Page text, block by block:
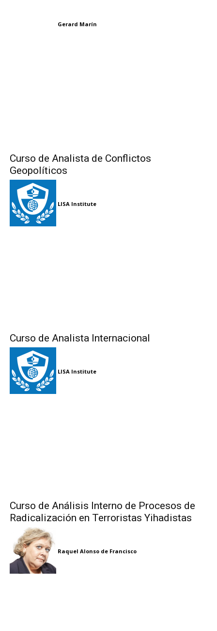
Gerard Marín
Curso de Analista de Conflictos
Geopolíticos
LISA Institute
Curso de Analista Internacional
LISA Institute
Curso de Análisis Interno de Procesos de
Radicalización en Terroristas Yihadistas
Raquel Alonso de Francisco